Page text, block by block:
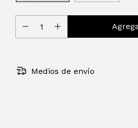
Medios de envío